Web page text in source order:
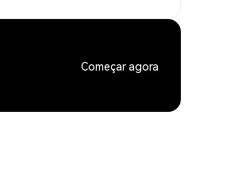
Começar agora